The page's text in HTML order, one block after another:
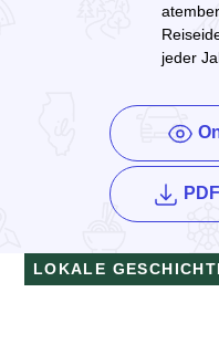
jeder
LOKALE